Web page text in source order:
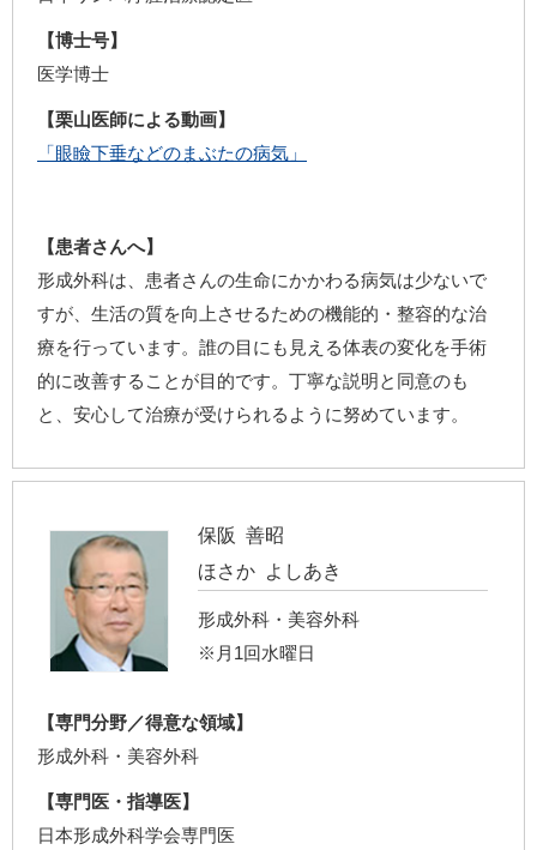
【博士号】
医学博士
【栗山医師による動画】
「眼瞼下垂などのまぶたの病気」
【患者さんへ】
形成外科は、患者さんの生命にかかわる病気は少ないで
すが、生活の質を向上させるための機能的・整容的な治
療を行っています。誰の目にも見える体表の変化を手術
的に改善することが目的です。丁寧な説明と同意のも
と、安心して治療が受けられるように努めています。
保阪 善昭
ほさか よしあき
形成外科・美容外科
※月1回水曜日
【専門分野／得意な領域】
形成外科・美容外科
【専門医・指導医】
日本形成外科学会専門医